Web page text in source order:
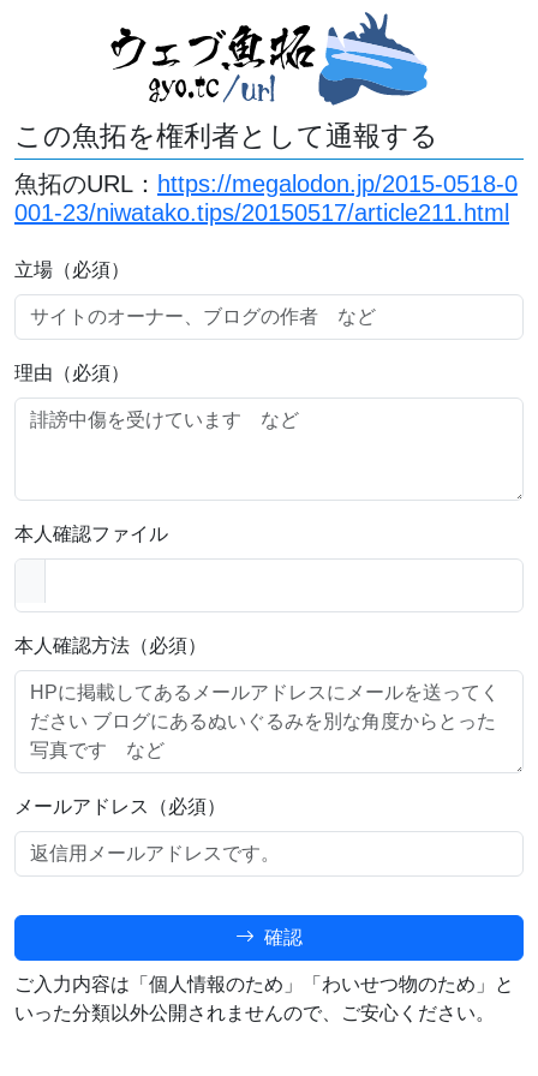
この魚拓を権利者として通報する
魚拓のURL： https://megalodon.jp/2015-0518-0
001-23/niwatako.tips/20150517/article211.html
立場（必須）
理由（必須）
本人確認ファイル
本人確認方法（必須）
メールアドレス（必須）
確認
ご入力内容は「個人情報のため」「わいせつ物のため」と
いった分類以外公開されませんので、ご安心ください。